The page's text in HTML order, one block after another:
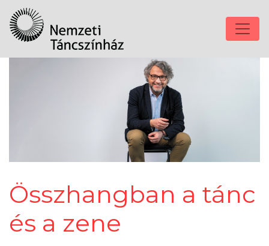
Összhangban a tánc
és a zene